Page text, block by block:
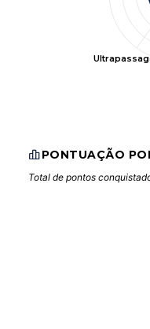
PONTUAÇÃO
Total de pontos